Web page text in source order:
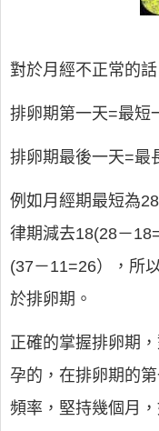
對於月經不正常的
排卵期第一天=最短
排卵期最後一天=最
例如月經期最短為
律期減去18(28－
(37－11=26），所
於排卵期。
正確的掌握排卵期
孕的，在排卵期的
頻率，堅持幾個月